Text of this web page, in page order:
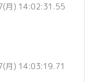
月) 14:02:31.55
月) 14:03:19.71